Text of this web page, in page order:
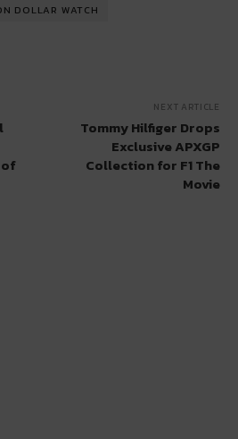
DOLLAR WATCH
of
NEXT ARTICLE
Tommy Hilfiger Drops
Exclusive APXGP
Collection for F1 The
Movie